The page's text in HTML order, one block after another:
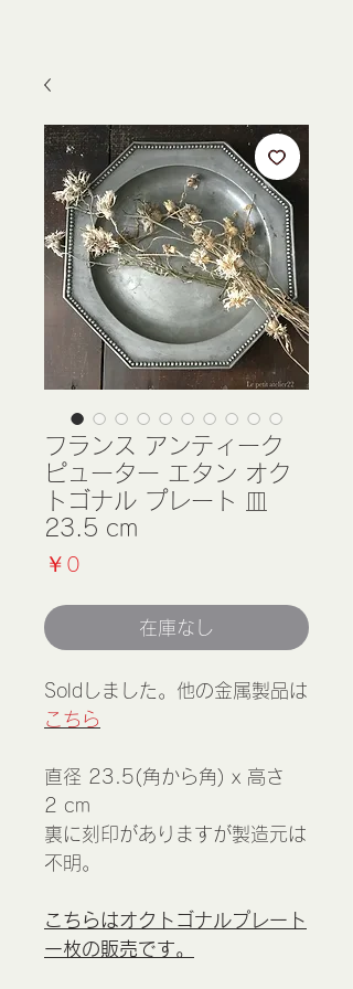
フランス アンティーク
ピューター エタン オク
トゴナル プレート 皿
23.5 cm
￥0
在庫なし
Soldしました。他の金属製品は
こちら
直径 23.5(角から角) x 高さ
2 cm
裏に刻印がありますが製造元は
不明。
こちらはオクトゴナルプレート
一枚の販売です。